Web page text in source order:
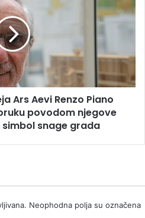
Ars Aevi Renzo Piano
povodom njegove
simbol snage grada
Neophodna polja su označena